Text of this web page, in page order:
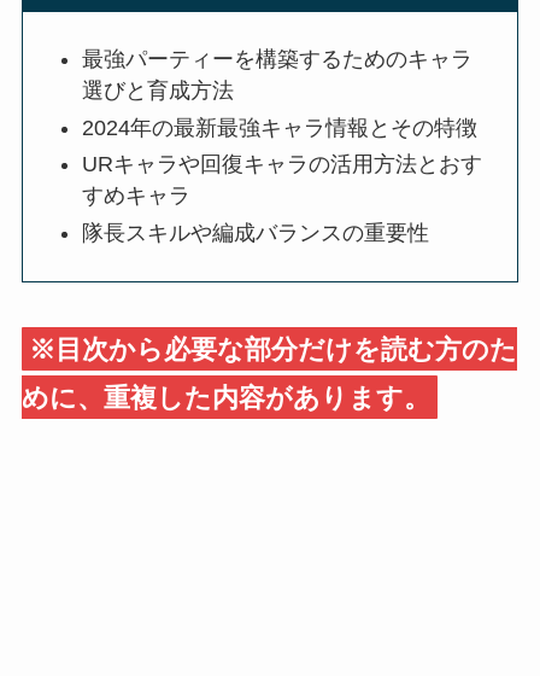
最強パーティーを構築するためのキャラ
選びと育成方法
2024年の最新最強キャラ情報とその特徴
URキャラや回復キャラの活用方法とおす
すめキャラ
隊長スキルや編成バランスの重要性
※目次から必要な部分だけを読む方のた
めに、重複した内容があります。